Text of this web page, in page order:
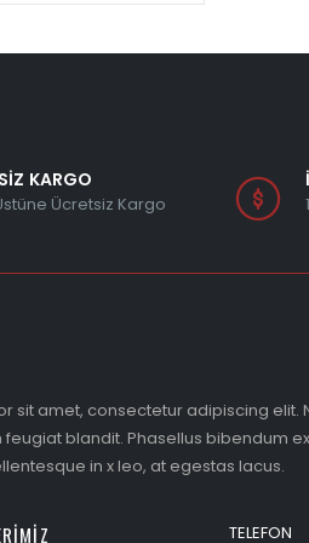
KARGO
Ücretsiz Kargo
sit amet, consectetur adipiscing elit.
blandit. Phasellus bibendum
in x leo, at egestas lacus.
TELEFON